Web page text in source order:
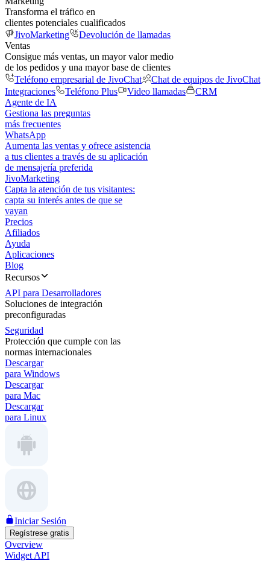
Transforma el tráfico en
clientes potenciales cualificados
JivoMarketing
Devolución de llamadas
Ventas
Consigue más ventas, un mayor valor medio
de los pedidos y una mayor base de clientes
Teléfono empresarial de JivoChat
Chat de equipos de JivoChat
Integraciones
Teléfono Plus Video llamadas
CRM
Agente de IA
Gestiona las preguntas
más frecuentes
WhatsApp
Aumenta las ventas y ofrece asistencia
a tus clientes a través de su aplicación
de mensajería preferida
JivoMarketing
Capta la atención de tus visitantes:
capta su interés antes de que se
vayan
Precios
Afiliados
Ayuda
Aplicaciones
Blog
Recursos
API para Desarrolladores
Soluciones de integración
preconfiguradas
Seguridad
Protección que cumple con las
normas internacionales
Descargar
para Windows
Descargar
para Mac
Descargar
para Linux
Iniciar Sesión
Regístrese gratis
Overview
Widget API